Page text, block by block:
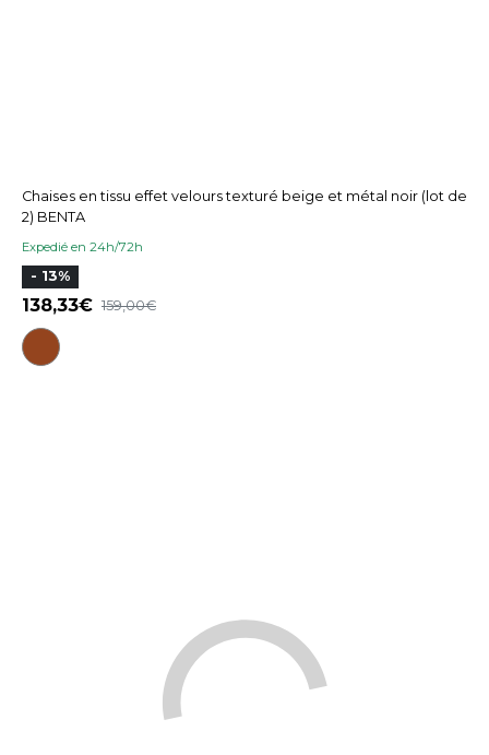
Chaises en tissu effet velours texturé beige et métal noir (lot de
2) BENTA
Expedié en 24h/72h
- 13%
138,33 159,00